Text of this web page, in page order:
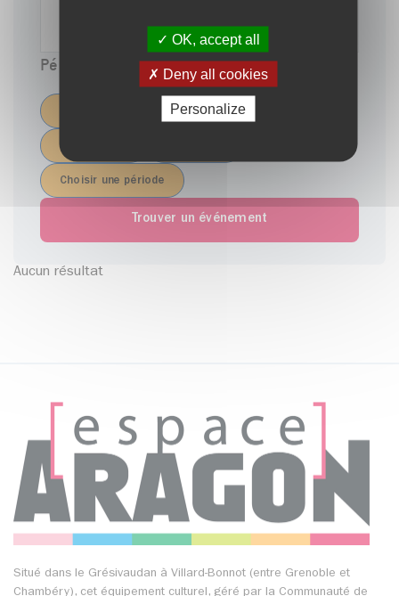
OK, accept all
Deny all cookies
Personalize
Période :
Cette semaine
Ce week end
Choisir une période
Aucun résultat
Situé dans le Grésivaudan à Villard-Bonnot (entre Grenoble et
Chambéry), cet équipement culturel, géré par la Communauté de